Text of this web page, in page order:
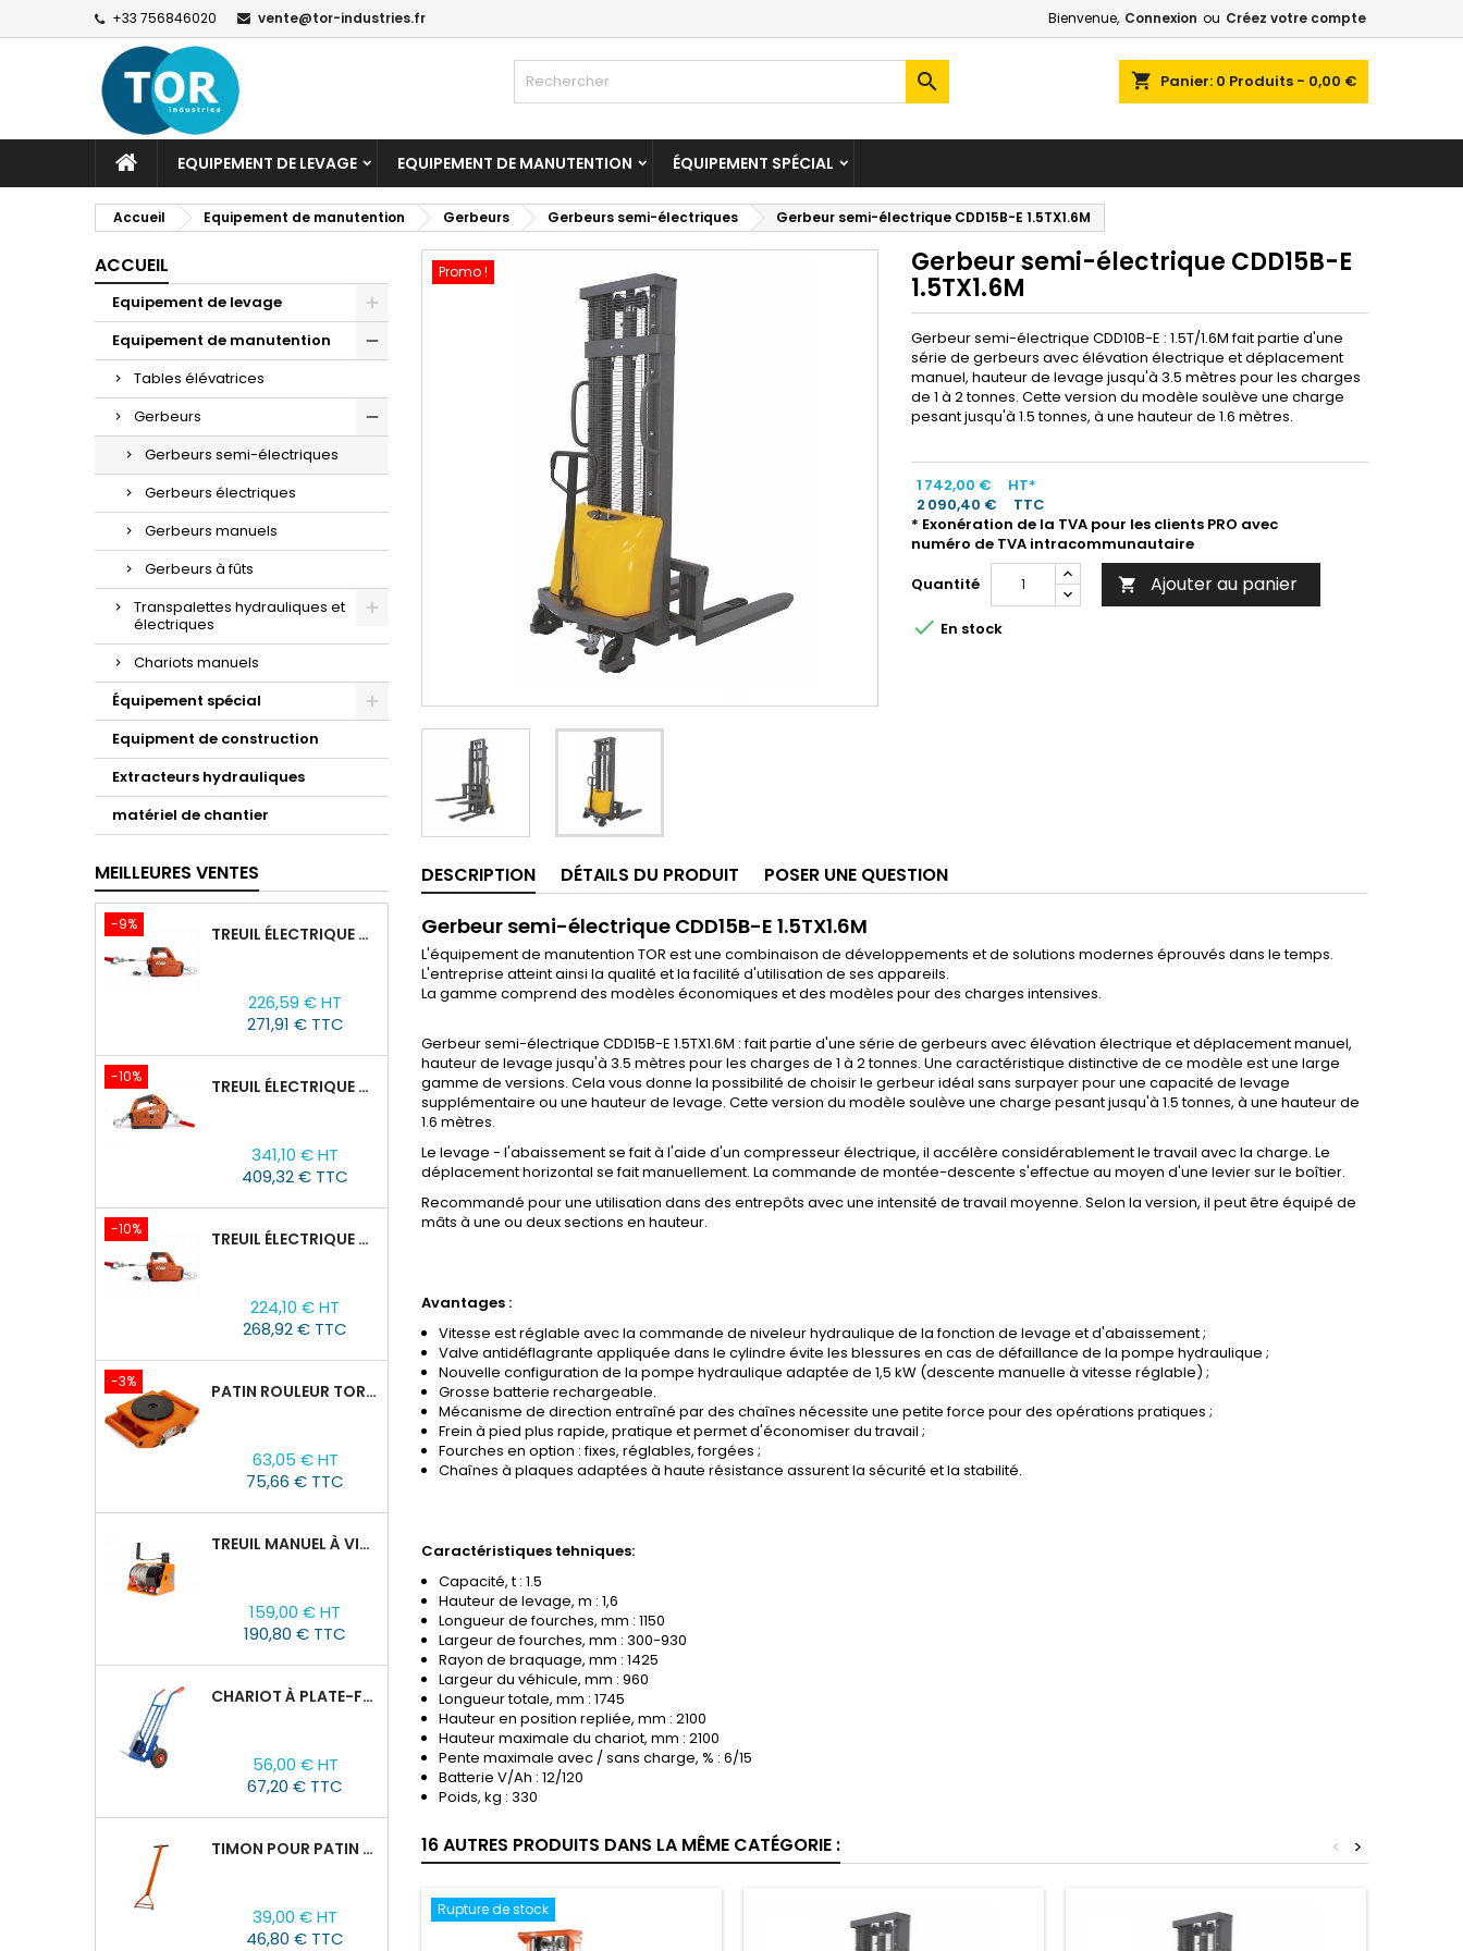
+33 756846020 vente@tor-industries.fr Bienvenue, Connexion ou Créez votre compte
shopping_cart Panier: 0 Produits - 0,00 €

EQUIPEMENT DE LEVAGE EQUIPEMENT DE MANUTENTION ÉQUIPEMENT SPÉCIAL
Accueil Equipement de manutention Gerbeurs Gerbeurs semi-électriques Gerbeur semi-électrique CDD15B-E 1.5TX1.6M
ACCUEIL
Equipement de levage
Equipement de manutention
Tables élévatrices
Gerbeurs
Gerbeurs semi-électriques
Gerbeurs électriques
Gerbeurs manuels
Gerbeurs à fûts
Transpalettes hydrauliques et
électriques
Chariots manuels
Équipement spécial
Equipment de construction
Extracteurs hydrauliques
matériel de chantier
MEILLEURES VENTES
-9% TREUIL ÉLECTRIQUE PORTABLE AVEC TÉLÉCOMMANDE TOR SQ-02-450KG/4.6M
base
226,59 € HT
271,91 € TTC
-10% TREUIL ÉLECTRIQUE PORTABLE À BATTERIE TOR SQ-05-450KG/4.6M
base
341,10 € HT
409,32 € TTC
-10% TREUIL ÉLECTRIQUE PORTABLE AVEC TÉLÉCOMMANDE TOR SQ-04-250KG/8M
base
224,10 € HT
268,92 € TTC
-3% PATIN ROULEUR TOR CRA-4 : 6T
base
63,05 € HT
75,66 € TTC
TREUIL MANUEL À VIS SANS FIN VS500, 0,5TX25M
159,00 € HT
190,80 € TTC
CHARIOT À PLATE-FORME TOR HT 300
56,00 € HT
67,20 € TTC
TIMON POUR PATIN ROULEUR CRA-4/6/8
39,00 € HT
46,80 € TTC
Promo ! Gerbeur semi-électrique CDD15B-E
1.5TX1.6M
Gerbeur semi-électrique CDD10B-E : 1.5T/1.6M fait partie d'une
série de gerbeurs avec élévation électrique et déplacement
manuel, hauteur de levage jusqu'à 3.5 mètres pour les charges
de 1 à 2 tonnes. Cette version du modèle soulève une charge
pesant jusqu'à 1.5 tonnes, à une hauteur de 1.6 mètres.
1 742,00 €
HT*
2 090,40 €
TTC
* Exonération de la TVA pour les clients PRO avec
numéro de TVA intracommunautaire
Quantité
 Ajouter au panier
 En stock
DESCRIPTION DÉTAILS DU PRODUIT POSER UNE QUESTION
Gerbeur semi-électrique CDD15B-E 1.5TX1.6M
L'équipement de manutention TOR est une combinaison de développements et de solutions modernes éprouvés dans le temps.
L'entreprise atteint ainsi la qualité et la facilité d'utilisation de ses appareils.
La gamme comprend des modèles économiques et des modèles pour des charges intensives.
Gerbeur semi-électrique CDD15B-E 1.5TX1.6M : fait partie d'une série de gerbeurs avec élévation électrique et déplacement manuel,
hauteur de levage jusqu'à 3.5 mètres pour les charges de 1 à 2 tonnes. Une caractéristique distinctive de ce modèle est une large
gamme de versions. Cela vous donne la possibilité de choisir le gerbeur idéal sans surpayer pour une capacité de levage
supplémentaire ou une hauteur de levage. Cette version du modèle soulève une charge pesant jusqu'à 1.5 tonnes, à une hauteur de
1.6 mètres.
Le levage - l'abaissement se fait à l'aide d'un compresseur électrique, il accélère considérablement le travail avec la charge. Le
déplacement horizontal se fait manuellement. La commande de montée-descente s'effectue au moyen d'une levier sur le boîtier.
Recommandé pour une utilisation dans des entrepôts avec une intensité de travail moyenne. Selon la version, il peut être équipé de
mâts à une ou deux sections en hauteur.
Avantages :
Vitesse est réglable avec la commande de niveleur hydraulique de la fonction de levage et d'abaissement ;
Valve antidéflagrante appliquée dans le cylindre évite les blessures en cas de défaillance de la pompe hydraulique ;
Nouvelle configuration de la pompe hydraulique adaptée de 1,5 kW (descente manuelle à vitesse réglable) ;
Grosse batterie rechargeable.
Mécanisme de direction entraîné par des chaînes nécessite une petite force pour des opérations pratiques ;
Frein à pied plus rapide, pratique et permet d'économiser du travail ;
Fourches en option : fixes, réglables, forgées ;
Chaînes à plaques adaptées à haute résistance assurent la sécurité et la stabilité.
Caractéristiques tehniques:
Capacité, t : 1.5
Hauteur de levage, m : 1,6
Longueur de fourches, mm : 1150
Largeur de fourches, mm : 300-930
Rayon de braquage, mm : 1425
Largeur du véhicule, mm : 960
Longueur totale, mm : 1745
Hauteur en position repliée, mm : 2100
Hauteur maximale du chariot, mm : 2100
Pente maximale avec / sans charge, % : 6/15
Batterie V/Ah : 12/120
Poids, kg : 330
16 AUTRES PRODUITS DANS LA MÊME CATÉGORIE : >
<
Rupture de stock